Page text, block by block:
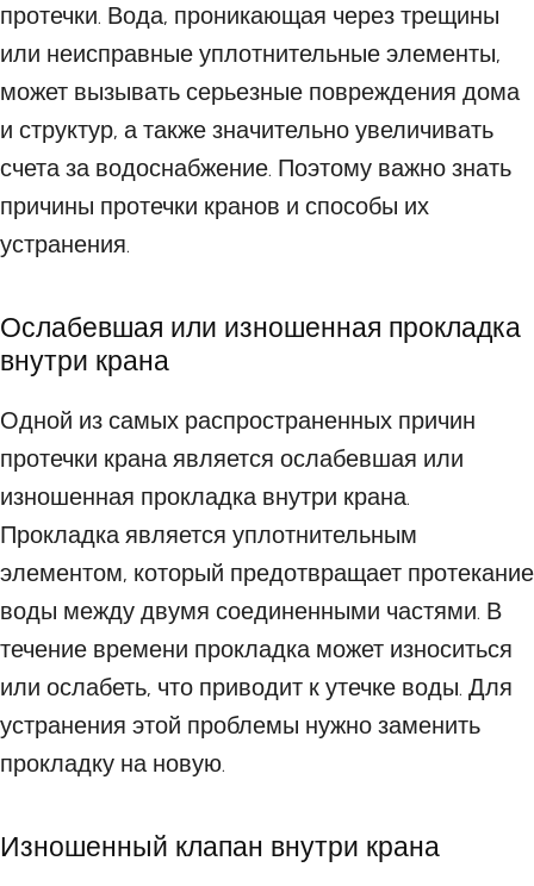
протечки. Вода, проникающая через трещины
или неисправные уплотнительные элементы,
может вызывать серьезные повреждения дома
и структур, а также значительно увеличивать
счета за водоснабжение. Поэтому важно знать
причины протечки кранов и способы их
устранения.
Ослабевшая или изношенная прокладка
внутри крана
Одной из самых распространенных причин
протечки крана является ослабевшая или
изношенная прокладка внутри крана.
Прокладка является уплотнительным
элементом, который предотвращает протекание
воды между двумя соединенными частями. В
течение времени прокладка может износиться
или ослабеть, что приводит к утечке воды. Для
устранения этой проблемы нужно заменить
прокладку на новую.
Изношенный клапан внутри крана